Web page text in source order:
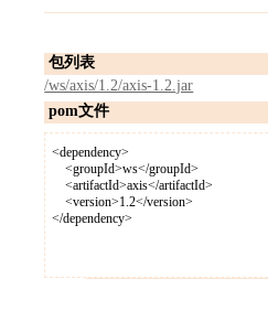
包列表
/ws/axis/1.2/axis-1.2.jar
pom文件
<dependency>
<groupId>ws</groupId>
<artifactId>axis</artifactId>
<version>1.2</version>
</dependency>